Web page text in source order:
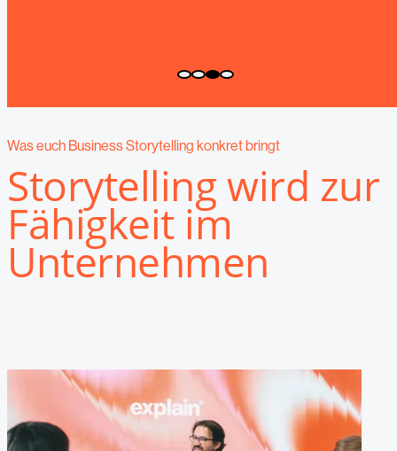
Was euch Business Storytelling konkret bringt
Storytelling wird zur
Fähigkeit im
Unternehmen